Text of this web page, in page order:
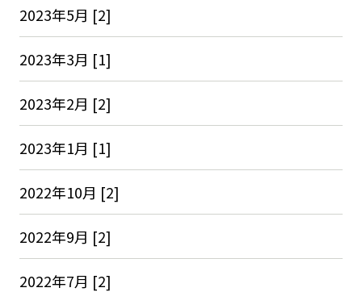
2023年5月 [2]
2023年3月 [1]
2023年2月 [2]
2023年1月 [1]
2022年10月 [2]
2022年9月 [2]
2022年7月 [2]